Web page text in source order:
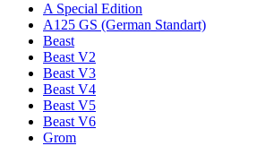
A Special Edition
A125 GS (German Standart)
Beast
Beast V2
Beast V3
Beast V4
Beast V5
Beast V6
Grom